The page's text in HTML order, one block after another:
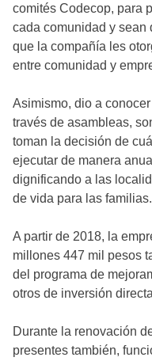
comités Codecop, para
cada comunidad y sean
que la compañía les
entre comunidad y
Asimismo, dio a
través de asambleas,
toman la decisión de
ejecutar de manera
dignificando a las
de vida para las familias.
A partir de 2018, la
millones 447 mil pesos
del programa de
otros de inversión
Durante la renovación
presentes también,